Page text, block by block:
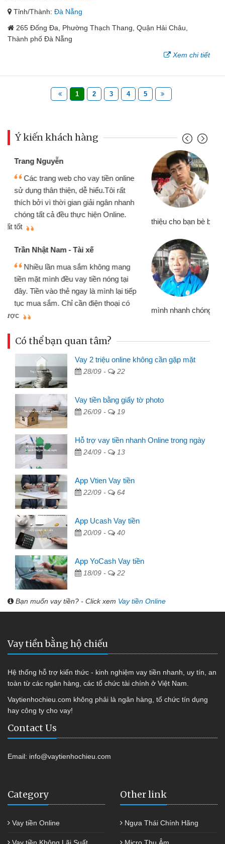
Tỉnh/Thành: Đà Nẵng
265 Đống Đa, Phường Thạch Thang, Quận Hải Châu,
Thành phố Đà Nẵng
Xem chi tiết
1 2 3 4 5
Ý kiến khách hàng
Mình cần tiền gấp nên định cầm cố
chiếc xe wave nhưng thật may đã có
gói vay tiền bằng CMND online không
cần gặp mặt nên rất tiện lợi, sẽ giới
thiệu cho bạn bè biết
Cấn Văn Lực - Tạp hóa
Tôi kinh doanh buôn bán nhỏ lẻ
nhiều lúc cần vốn nhập hàng, nhờ biết
đến website qua bạn bè giới thiệu tôi
đã giải quyết được công việc của
Có thể bạn quan tâm?
Vay 2 triệu online không cần gặp mặt
28/09 - 22
Vay tiền bằng giấy tờ photo
26/09 - 19
Hỗ trợ vay tiền nhanh Online trong ngày
24/09 - 13
App Vtien Vay tiền
22/09 - 64
App Ucash Vay tiền
20/09 - 40
App YoCash Vay tiền
18/09 - 22
Bạn muốn vay tiền? - Click xem Vay tiền Online
Vay tiền bằng hộ chiếu
Hệ thống hỗ trợ kiến thức - kinh nghiệm vay tiền nhanh, uy tín, an
toàn từ các ngân hàng, các tổ chức tài chính ở Việt Nam.
Vaytienhochieu.com không phải là ngân hàng, tổ chức tín dụng
hay công ty cho vay!
Contact Us
Email: info@vaytienhochieu.com
Category
Vay tiền Online
Other link
Ngựa Thái Chính Hãng